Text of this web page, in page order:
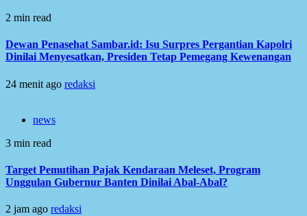
2 min read
Dewan Penasehat Sambar.id: Isu Surpres Pergantian Kapolri
Dinilai Menyesatkan, Presiden Tetap Pemegang Kewenangan
24 menit ago redaksi
news
3 min read
Target Pemutihan Pajak Kendaraan Meleset, Program
Unggulan Gubernur Banten Dinilai Abal-Abal?
2 jam ago redaksi